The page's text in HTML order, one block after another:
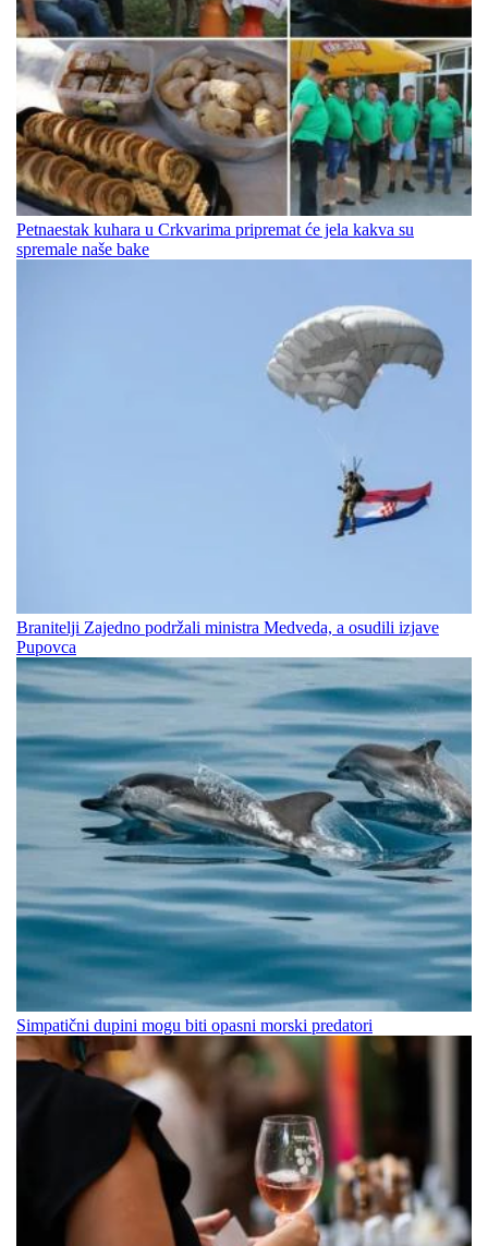
Petnaestak kuhara u Crkvarima pripremat će jela kakva su
spremale naše bake
Branitelji Zajedno podržali ministra Medveda, a osudili izjave
Pupovca
Simpatični dupini mogu biti opasni morski predatori